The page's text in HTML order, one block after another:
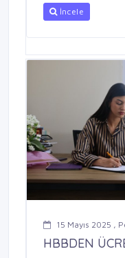
İncele
15 Mayıs 2025 ,
HBBDEN